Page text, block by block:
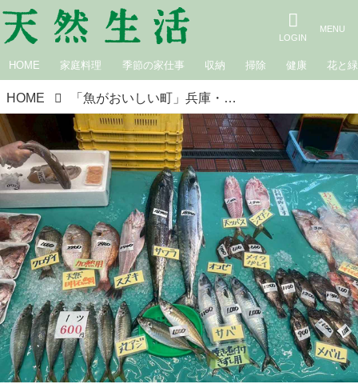
HOME 家庭料理 季節の家仕事 収納 掃除 健康 花と緑
HOME 「魚がおいしい町」兵庫・明石で絶対買いたい地元の名物食材！料理研究家・小林まさみさんとめぐる“名物の明石だこ”や練り物、とれたて野菜を楽しむ旅